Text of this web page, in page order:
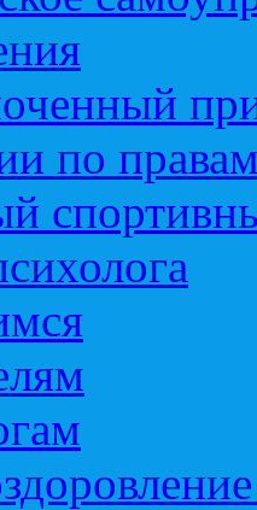
по